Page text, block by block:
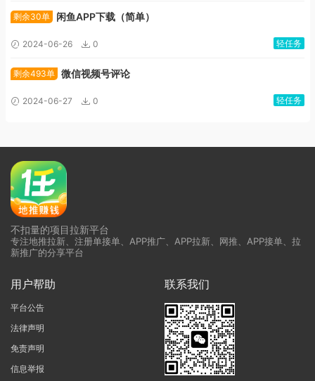
剩余30单 闲鱼APP下载（简单）
2024-06-26 0 轻任务
剩余493单 微信视频号评论
2024-06-27 0 轻任务
不扣量的项目拉新平台
专注地推拉新、注册单接单、APP推广、APP拉新、网推、APP接单、拉
新推广的分享平台
用户帮助
平台公告
法律声明
免责声明
信息举报
联系我们